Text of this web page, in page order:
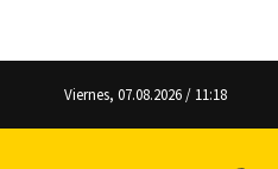
Viernes, 07.08.2026 / 11:18